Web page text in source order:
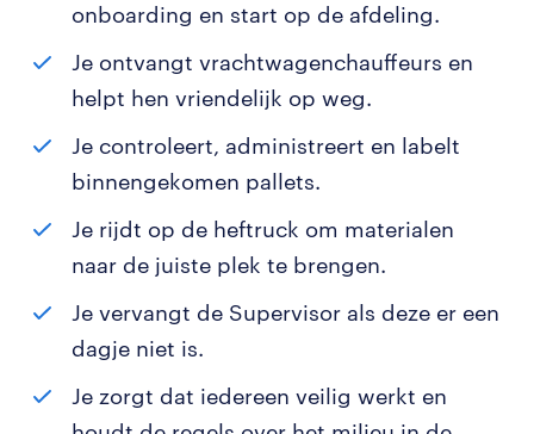
onboarding en start op de afdeling.
Je ontvangt vrachtwagenchauffeurs en
helpt hen vriendelijk op weg.
Je controleert, administreert en labelt
binnengekomen pallets.
Je rijdt op de heftruck om materialen
naar de juiste plek te brengen.
Je vervangt de Supervisor als deze er een
dagje niet is.
Je zorgt dat iedereen veilig werkt en